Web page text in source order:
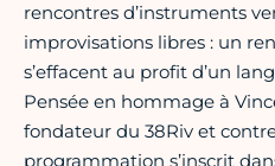
rencontres d’instruments
improvisations libres : un
s’effacent au profit d’un
Pensée en hommage à
fondateur du 38Riv et
programmation s’inscrit